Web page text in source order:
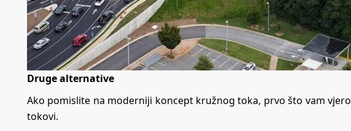
Druge alternative
Ako pomislite na moderniji koncept kružnog toka, prvo što vam
tokovi.